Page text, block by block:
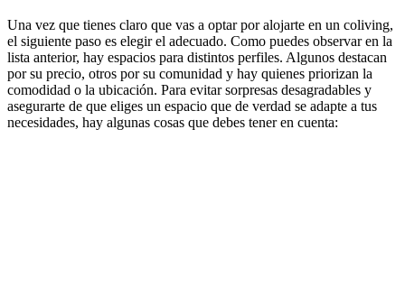
Una vez que tienes claro que vas a optar por alojarte en un coliving,
el siguiente paso es elegir el adecuado. Como puedes observar en la
lista anterior, hay espacios para distintos perfiles. Algunos destacan
por su precio, otros por su comunidad y hay quienes priorizan la
comodidad o la ubicación. Para evitar sorpresas desagradables y
asegurarte de que eliges un espacio que de verdad se adapte a tus
necesidades, hay algunas cosas que debes tener en cuenta: